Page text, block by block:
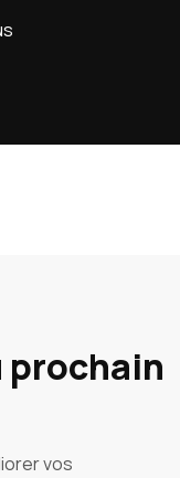
prochain
vos